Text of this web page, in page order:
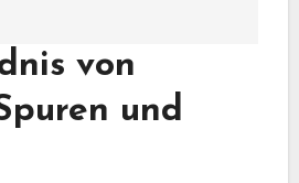
von
und